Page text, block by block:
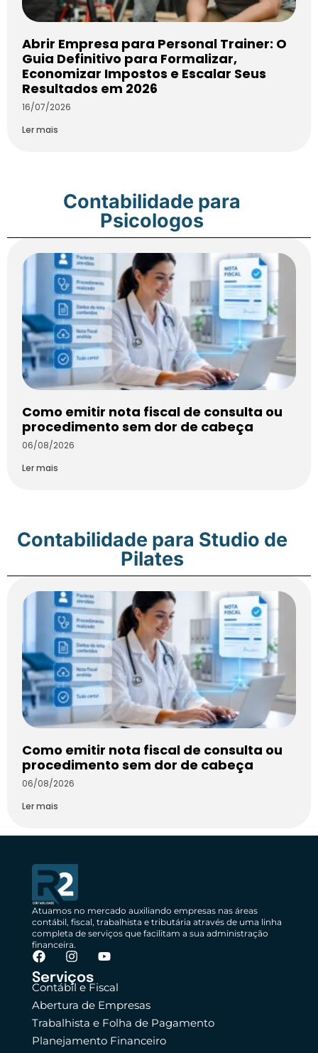
Abrir Empresa para Personal Trainer: O
Guia Definitivo para Formalizar,
Economizar Impostos e Escalar Seus
Resultados em 2026
16/07/2026
Ler mais
Contabilidade para
Psicologos
Como emitir nota fiscal de consulta ou
procedimento sem dor de cabeça
06/08/2026
Ler mais
Contabilidade para Studio de
Pilates
Como emitir nota fiscal de consulta ou
procedimento sem dor de cabeça
06/08/2026
Ler mais
Atuamos no mercado auxiliando empresas nas áreas
contábil, fiscal, trabalhista e tributária através de uma linha
completa de serviços que facilitam a sua administração
financeira.
Serviços
Contábil e Fiscal
Abertura de Empresas
Trabalhista e Folha de Pagamento
Planejamento Financeiro